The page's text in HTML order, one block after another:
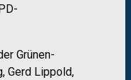
Grünen-
Gerd Lippold,